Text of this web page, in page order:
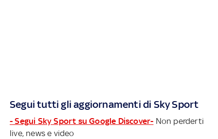
Segui tutti gli aggiornamenti di Sky Sport
- Segui Sky Sport su Google Discover- Non perderti
live, news e video